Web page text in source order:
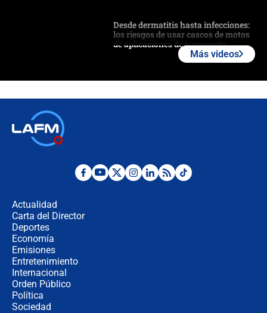
Desde dermatitis hasta infecciones:
los riesgos de usar cascos de motos
de aplicaciones de transporte
celular? Requisitos, pasos y
Posesión de Abelardo De La Espriella
Más videos
Actualidad
Carta del Director
Deportes
Economía
Emisiones
Entretenimiento
Internacional
Orden Público
Política
Sociedad